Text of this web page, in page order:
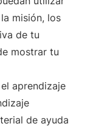
misión, los
de tu
mostrar tu
aprendizaje
de ayuda